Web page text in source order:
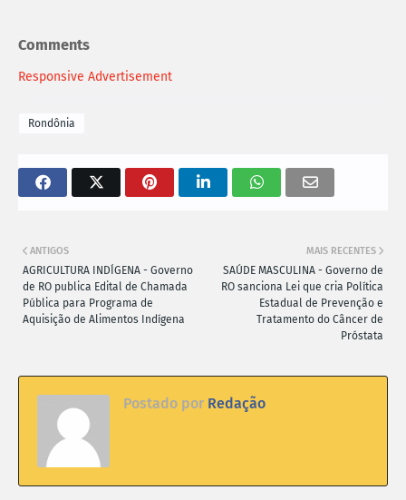
Comments
Responsive Advertisement
Rondônia
MAIS RECENTES
SAÚDE MASCULINA - Governo de
RO sanciona Lei que cria Política
Estadual de Prevenção e
Tratamento do Câncer de
Próstata
ANTIGOS
AGRICULTURA INDÍGENA - Governo
de RO publica Edital de Chamada
Pública para Programa de
Aquisição de Alimentos Indígena
Postado por Redação